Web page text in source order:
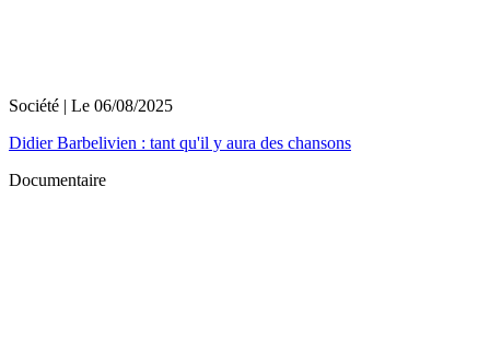
Société | Le 06/08/2025
Didier Barbelivien : tant qu'il y aura des chansons
Documentaire